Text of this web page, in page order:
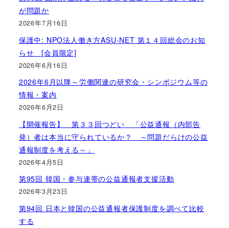
が問題か
2026年7月16日
保護中: NPO法人働き方ASU-NET 第１４回総会のお知
らせ [会員限定]
2026年6月16日
2026年6月以降～労働関連の研究会・シンポジウム等の
情報・案内
2026年6月2日
【開催報告】 第３３回つどい 「公益通報（内部告
発）者は本当に守られているか？ ～問題だらけの公益
通報制度を考える～」
2026年4月5日
第95回 韓国・参与連帯の公益通報者支援活動
2026年3月23日
第94回 日本と韓国の公益通報者保護制度を調べて比較
する